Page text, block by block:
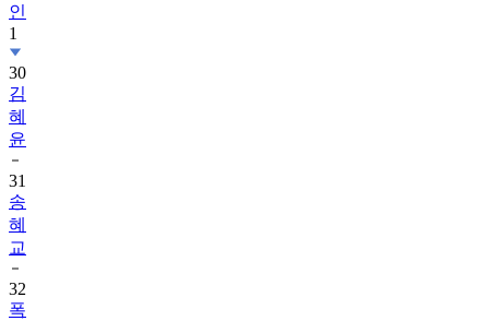
인
1
30
김
혜
윤
31
송
혜
교
32
폭